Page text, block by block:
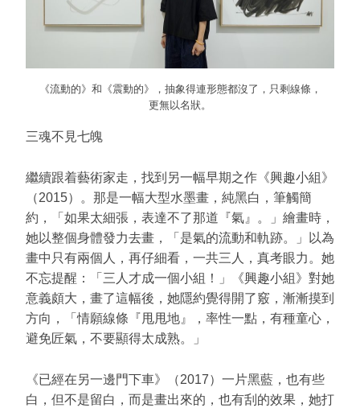
《流動的》和《震動的》，抽象得連形態都沒了，只剩線條，
更無以名狀。
三魂不見七魄
繼續跟着藝術家走，找到另一幅早期之作《興趣小組》
（2015）。那是一幅大型水墨畫，純黑白，筆觸簡
約，「如果太細張，表達不了那道『氣』。」繪畫時，
她以整個身體發力去畫，「是氣的流動和軌跡。」以為
畫中只有兩個人，再仔細看，一共三人，真考眼力。她
不忘提醒：「三人才成一個小組！」《興趣小組》對她
意義頗大，畫了這幅後，她隱約覺得開了竅，漸漸摸到
方向，「情願線條『甩甩地』，率性一點，有種童心，
避免匠氣，不要顯得太成熟。」
《已經在另一邊門下車》（2017）一片黑藍，也有些
白，但不是留白，而是畫出來的，也有刮的效果，她打